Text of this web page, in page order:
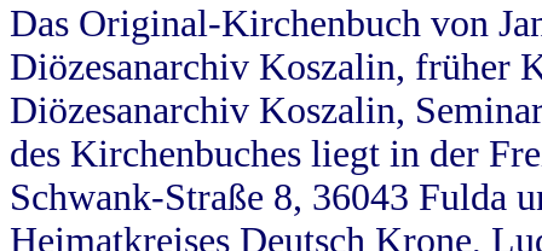
Das Original-Kirchenbuch von
Diözesanarchiv Koszalin, früher
Diözesanarchiv Koszalin,
des Kirchenbuches liegt in der
Schwank-Straße 8, 36043 Fulda
Heimatkreises Deutsch Krone,